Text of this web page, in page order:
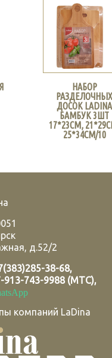
НАБОР
РАЗДЕЛОЧНЫХ
ДОСОК LADINA
БАМБУК 3ШТ
17*23СМ,
25*34СМ/10
д.52/2
38-68,
913-743-9988 (МТС),
компаний LaDina